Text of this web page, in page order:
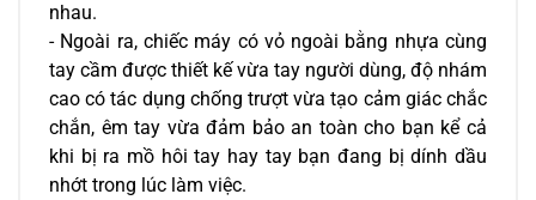
nhau.
- Ngoài ra, chiếc máy có vỏ ngoài bằng nhựa cùng
tay cầm được thiết kế vừa tay người dùng, độ nhám
cao có tác dụng chống trượt vừa tạo cảm giác chắc
chắn, êm tay vừa đảm bảo an toàn cho bạn kể cả
khi bị ra mồ hôi tay hay tay bạn đang bị dính dầu
nhớt trong lúc làm việc.